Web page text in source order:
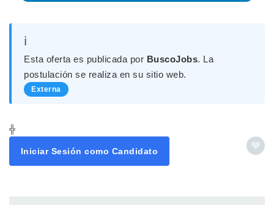
ℹ️
Esta oferta es publicada por BuscoJobs. La
postulación se realiza en su sitio web.
Externa
╬
Iniciar Sesión como Candidato